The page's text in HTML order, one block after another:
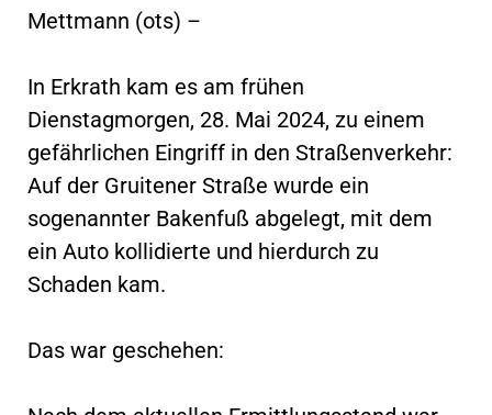
Mettmann (ots) –
In Erkrath kam es am frühen
Dienstagmorgen, 28. Mai 2024, zu einem
gefährlichen Eingriff in den Straßenverkehr:
Auf der Gruitener Straße wurde ein
sogenannter Bakenfuß abgelegt, mit dem
ein Auto kollidierte und hierdurch zu
Schaden kam.
Das war geschehen: